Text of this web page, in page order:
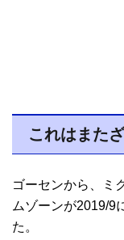
これはまた
ゴーセンから、ミ
ムゾーンが2019/9
た。